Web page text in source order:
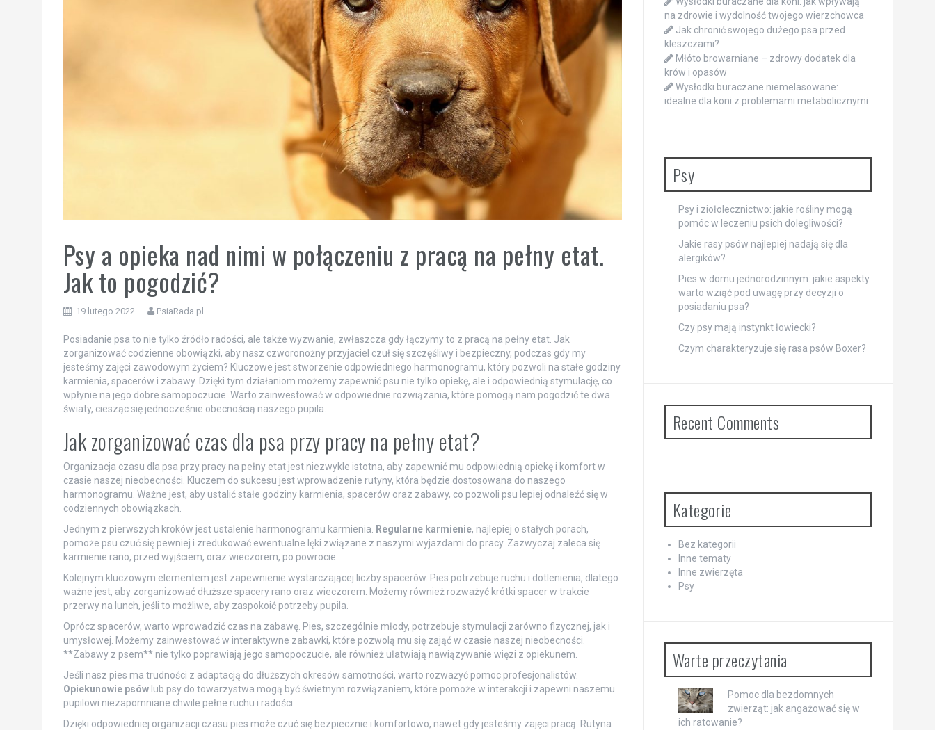
Psy a opieka nad nimi w połączeniu z pracą na pełny etat.
Jak to pogodzić?
19 lutego 2022 PsiaRada.pl
Posiadanie psa to nie tylko źródło radości, ale także wyzwanie, zwłaszcza gdy łączymy to z pracą na pełny etat. Jak
zorganizować codzienne obowiązki, aby nasz czworonożny przyjaciel czuł się szczęśliwy i bezpieczny, podczas gdy my
jesteśmy zajęci zawodowym życiem? Kluczowe jest stworzenie odpowiedniego harmonogramu, który pozwoli na stałe godziny
karmienia, spacerów i zabawy. Dzięki tym działaniom możemy zapewnić psu nie tylko opiekę, ale i odpowiednią stymulację, co
wpłynie na jego dobre samopoczucie. Warto zainwestować w odpowiednie rozwiązania, które pomogą nam pogodzić te dwa
światy, ciesząc się jednocześnie obecnością naszego pupila.
Jak zorganizować czas dla psa przy pracy na pełny etat?
Organizacja czasu dla psa przy pracy na pełny etat jest niezwykle istotna, aby zapewnić mu odpowiednią opiekę i komfort w
czasie naszej nieobecności. Kluczem do sukcesu jest wprowadzenie rutyny, która będzie dostosowana do naszego
harmonogramu. Ważne jest, aby ustalić stałe godziny karmienia, spacerów oraz zabawy, co pozwoli psu lepiej odnaleźć się w
codziennych obowiązkach.
Jednym z pierwszych kroków jest ustalenie harmonogramu karmienia.
Regularne karmienie, najlepiej o stałych porach,
pomoże psu czuć się pewniej i zredukować ewentualne lęki związane z naszymi wyjazdami do pracy. Zazwyczaj zaleca się
karmienie rano, przed wyjściem, oraz wieczorem, po powrocie.
Kolejnym kluczowym elementem jest zapewnienie wystarczającej liczby spacerów. Pies potrzebuje ruchu i dotlenienia, dlatego
ważne jest, aby zorganizować dłuższe spacery rano oraz wieczorem. Możemy również rozważyć krótki spacer w trakcie
przerwy na lunch, jeśli to możliwe, aby zaspokoić potrzeby pupila.
Oprócz spacerów, warto wprowadzić czas na zabawę. Pies, szczególnie młody, potrzebuje stymulacji zarówno fizycznej, jak i
umysłowej. Możemy zainwestować w interaktywne zabawki, które pozwolą mu się zająć w czasie naszej nieobecności.
**Zabawy z psem** nie tylko poprawiają jego samopoczucie, ale również ułatwiają nawiązywanie więzi z opiekunem.
Jeśli nasz pies ma trudności z adaptacją do dłuższych okresów samotności, warto rozważyć pomoc profesjonalistów.
Opiekunowie psówlub psy do towarzystwa mogą być świetnym rozwiązaniem, które pomoże w interakcji i zapewni naszemu
pupilowi niezapomniane chwile pełne ruchu i radości.
Dzięki odpowiedniej organizacji czasu pies może czuć się bezpiecznie i komfortowo, nawet gdy jesteśmy zajęci pracą. Rutyna
na zdrowie i wydolność twojego wierzchowca
Jak chronić swojego dużego psa przed
kleszczami?
Młóto browarniane – zdrowy dodatek dla
krów i opasów
Wysłodki buraczane niemelasowane:
idealne dla koni z problemami metabolicznymi
Psy
Psy i ziołolecznictwo: jakie rośliny mogą
pomóc w leczeniu psich dolegliwości?
Jakie rasy psów najlepiej nadają się dla
alergików?
Pies w domu jednorodzinnym: jakie aspekty
warto wziąć pod uwagę przy decyzji o
posiadaniu psa?
Czy psy mają instynkt łowiecki?
Czym charakteryzuje się rasa psów Boxer?
Recent Comments
Kategorie
Bez kategorii
Inne tematy
Inne zwierzęta
Psy
Warte przeczytania
Pomoc dla bezdomnych
zwierząt: jak angażować się w
ich ratowanie?